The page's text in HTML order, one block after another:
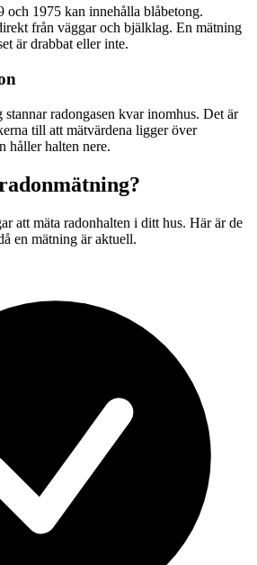
och 1975 kan innehålla blåbetong.
från väggar och bjälklag. En mätning
är drabbat eller inte.
radongasen kvar inomhus. Det är
till att mätvärdena ligger över
håller halten nere.
att mäta radonhalten i ditt hus. Här är de
en mätning är aktuell.